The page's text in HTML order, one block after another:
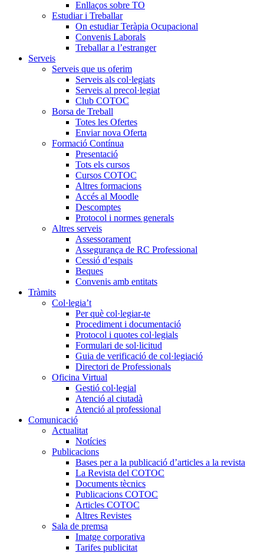
Enllaços sobre TO
Estudiar i Treballar
On estudiar Teràpia Ocupacional
Convenis Laborals
Treballar a l’estranger
Serveis
Serveis que us oferim
Serveis als col·legiats
Serveis al precol·legiat
Club COTOC
Borsa de Treball
Totes les Ofertes
Enviar nova Oferta
Formació Contínua
Presentació
Tots els cursos
Cursos COTOC
Altres formacions
Accés al Moodle
Descomptes
Protocol i normes generals
Altres serveis
Assessorament
Assegurança de RC Professional
Cessió d’espais
Beques
Convenis amb entitats
Tràmits
Col·legia’t
Per què col·legiar-te
Procediment i documentació
Protocol i quotes col·legials
Formulari de sol·licitud
Guia de verificació de col·legiació
Directori de Professionals
Oficina Virtual
Gestió col·legial
Atenció al ciutadà
Atenció al professional
Comunicació
Actualitat
Notícies
Publicacions
Bases per a la publicació d’articles a la revista
La Revista del COTOC
Documents tècnics
Publicacions COTOC
Articles COTOC
Altres Revistes
Sala de premsa
Imatge corporativa
Tarifes publicitat